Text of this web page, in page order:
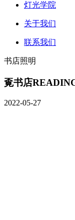
灯光学院
关于我们
联系我们
书店照明
覔书店
2022-05-27